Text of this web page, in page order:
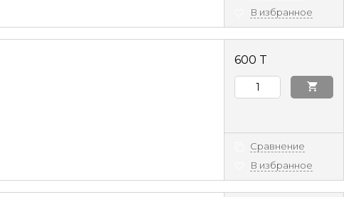
В избранное
600 T
Сравнение
В избранное